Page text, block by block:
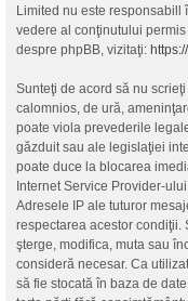
Limited nu este responsabill
vedere al conţinutului
despre phpBB, vizitaţi:
Sunteţi de acord să nu
calomnios, de ură,
poate viola prevederile
găzduit sau ale legislaţiei
poate duce la blocarea
Internet Service Provider-
Adresele IP ale tuturor
respectarea acestor condiţii.
şterge, modifica, muta sau
consideră necesar. Ca
să fie stocată în baza de